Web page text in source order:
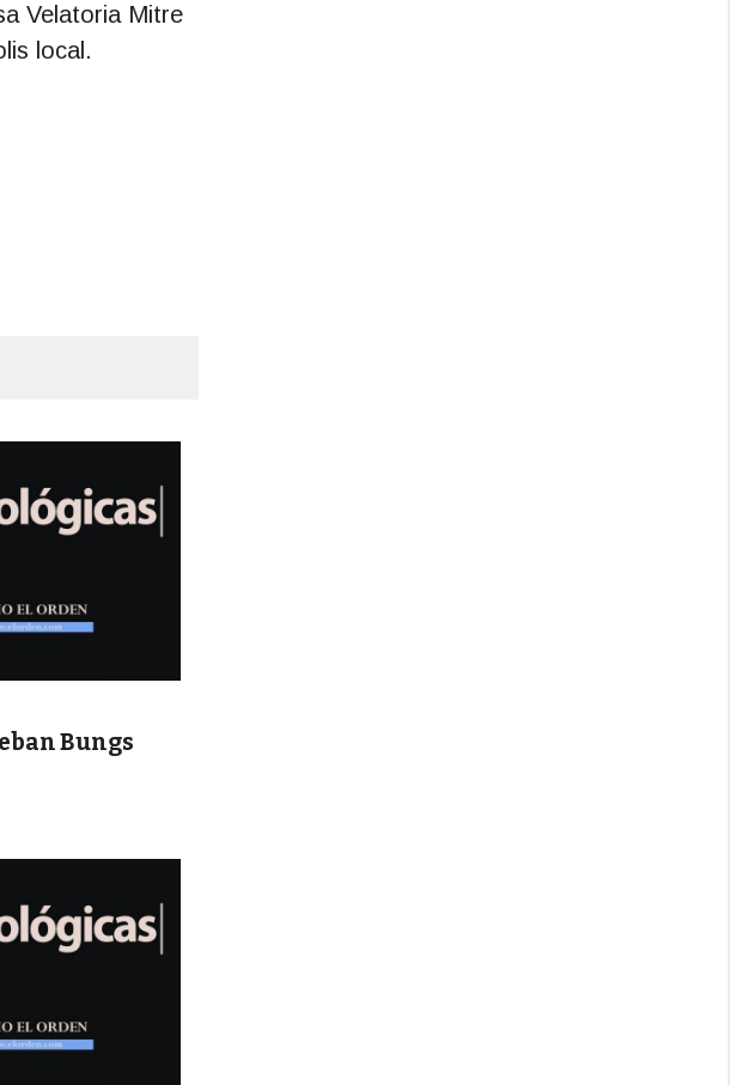
Velatoria Mitre
local.
Bungs